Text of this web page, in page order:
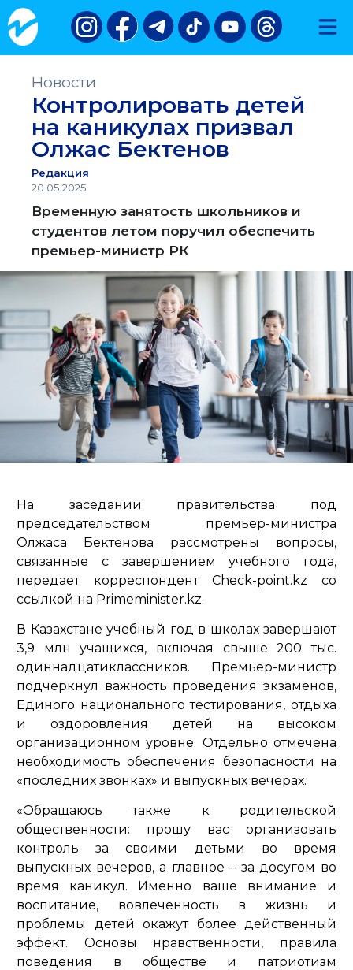
Новости
Контролировать детей
на каникулах призвал
Олжас Бектенов
Редакция
20.05.2025
Временную занятость школьников и
студентов летом поручил обеспечить
премьер-министр РК
На заседании правительства под
председательством премьер-министра
Олжаса Бектенова рассмотрены вопросы,
связанные с завершением учебного года,
передает корреспондент Check-point.kz со
ссылкой на Primeminister.kz.
В Казахстане учебный год в школах завершают
3,9 млн учащихся, включая свыше 200 тыс.
одиннадцатиклассников. Премьер-министр
подчеркнул важность проведения экзаменов,
Единого национального тестирования, отдыха
и оздоровления детей на высоком
организационном уровне. Отдельно отмечена
необходимость обеспечения безопасности на
«последних звонках» и выпускных вечерах.
«Обращаюсь также к родительской
общественности: прошу вас организовать
контроль за своими детьми во время
выпускных вечеров, а главное – за досугом во
время каникул. Именно ваше внимание и
воспитание, вовлеченность в жизнь и
проблемы детей окажут более действенный
эффект. Основы нравственности, правила
поведения в обществе и патриотизм